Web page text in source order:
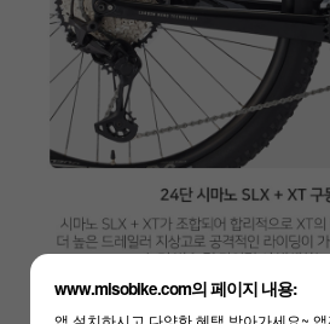
www.misobike.com의 페이지 내용: